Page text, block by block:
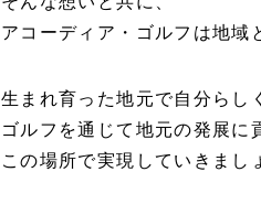
アコーディア・ゴルフは地域
生まれ育った地元で自分らし
ゴルフを通じて地元の発展に
この場所で実現していきまし